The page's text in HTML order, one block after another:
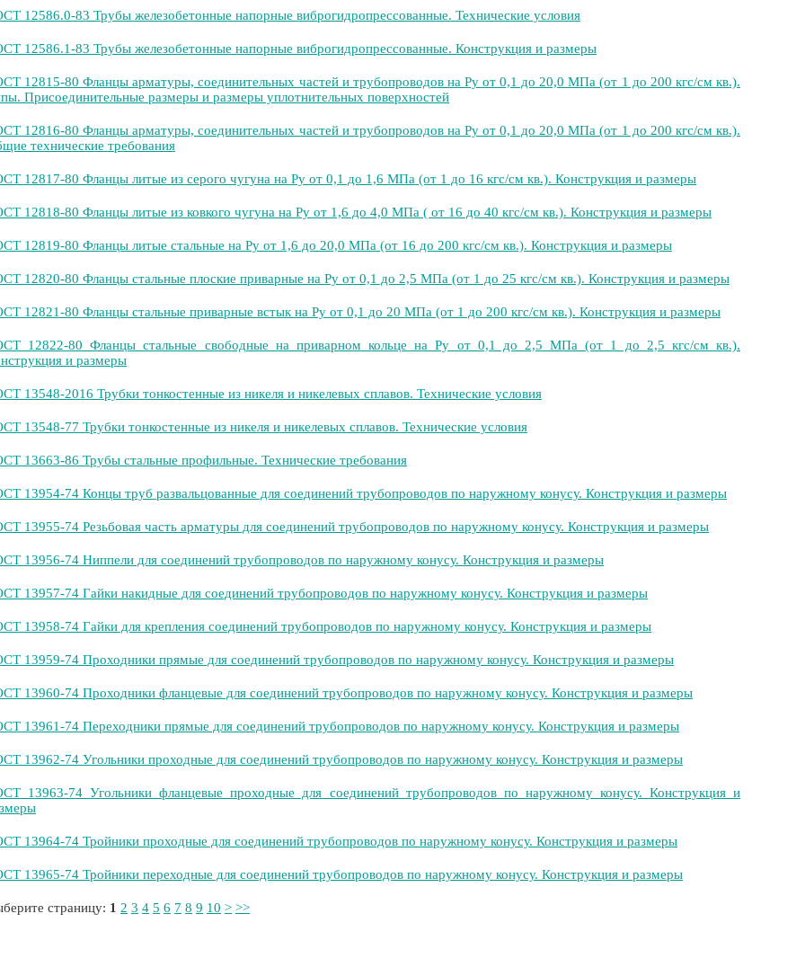
12586.0-83 Трубы железобетонные напорные виброгидропрессованные. Технические условия
12586.1-83 Трубы железобетонные напорные виброгидропрессованные. Конструкция и размеры
12815-80 Фланцы арматуры, соединительных частей и трубопроводов на Ру от 0,1 до 20,0 МПа (от 1 до 200 кгс/см кв.).
Присоединительные размеры и размеры уплотнительных поверхностей
12816-80 Фланцы арматуры, соединительных частей и трубопроводов на Ру от 0,1 до 20,0 МПа (от 1 до 200 кгс/см кв.).
технические требования
12817-80 Фланцы литые из серого чугуна на Ру от 0,1 до 1,6 МПа (от 1 до 16 кгс/см кв.). Конструкция и размеры
12818-80 Фланцы литые из ковкого чугуна на Ру от 1,6 до 4,0 МПа ( от 16 до 40 кгс/см кв.). Конструкция и размеры
12819-80 Фланцы литые стальные на Ру от 1,6 до 20,0 МПа (от 16 до 200 кгс/см кв.). Конструкция и размеры
12820-80 Фланцы стальные плоские приварные на Ру от 0,1 до 2,5 МПа (от 1 до 25 кгс/см кв.). Конструкция и размеры
12821-80 Фланцы стальные приварные встык на Ру от 0,1 до 20 МПа (от 1 до 200 кгс/см кв.). Конструкция и размеры
12822-80 Фланцы стальные свободные на приварном кольце на Ру от 0,1 до 2,5 МПа (от 1 до 2,5 кгс/см кв.).
и размеры
13548-2016 Трубки тонкостенные из никеля и никелевых сплавов. Технические условия
13548-77 Трубки тонкостенные из никеля и никелевых сплавов. Технические условия
13663-86 Трубы стальные профильные. Технические требования
13954-74 Концы труб развальцованные для соединений трубопроводов по наружному конусу. Конструкция и размеры
13955-74 Резьбовая часть арматуры для соединений трубопроводов по наружному конусу. Конструкция и размеры
13956-74 Ниппели для соединений трубопроводов по наружному конусу. Конструкция и размеры
13957-74 Гайки накидные для соединений трубопроводов по наружному конусу. Конструкция и размеры
13958-74 Гайки для крепления соединений трубопроводов по наружному конусу. Конструкция и размеры
13959-74 Проходники прямые для соединений трубопроводов по наружному конусу. Конструкция и размеры
13960-74 Проходники фланцевые для соединений трубопроводов по наружному конусу. Конструкция и размеры
13961-74 Переходники прямые для соединений трубопроводов по наружному конусу. Конструкция и размеры
13962-74 Угольники проходные для соединений трубопроводов по наружному конусу. Конструкция и размеры
13963-74 Угольники фланцевые проходные для соединений трубопроводов по наружному конусу. Конструкция и
13964-74 Тройники проходные для соединений трубопроводов по наружному конусу. Конструкция и размеры
13965-74 Тройники переходные для соединений трубопроводов по наружному конусу. Конструкция и размеры
страницу: 1 2 3 4 5 6 7 8 9 10 > >>